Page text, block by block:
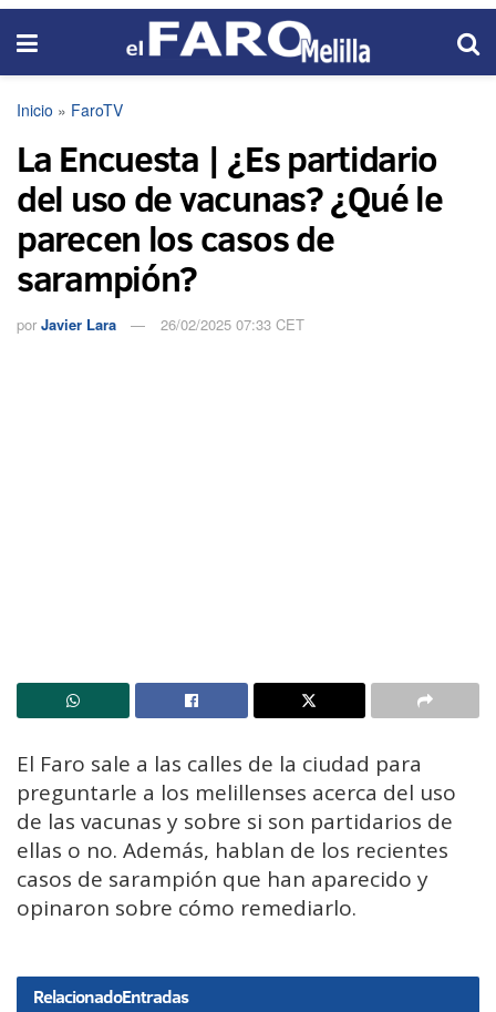
Inicio » FaroTV
La Encuesta | ¿Es partidario
del uso de vacunas? ¿Qué le
parecen los casos de
sarampión?
por Javier Lara 26/02/2025 07:33 CET
El Faro sale a las calles de la ciudad para
preguntarle a los melillenses acerca del uso
de las vacunas y sobre si son partidarios de
ellas o no. Además, hablan de los recientes
casos de sarampión que han aparecido y
opinaron sobre cómo remediarlo.
RelacionadoEntradas